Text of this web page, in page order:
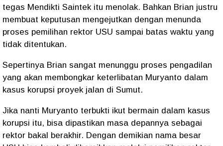
tegas Mendikti Saintek itu menolak. Bahkan Brian justru
membuat keputusan mengejutkan dengan menunda
proses pemilihan rektor USU sampai batas waktu yang
tidak ditentukan.
Sepertinya Brian sangat menunggu proses pengadilan
yang akan membongkar keterlibatan Muryanto dalam
kasus korupsi proyek jalan di Sumut.
Jika nanti Muryanto terbukti ikut bermain dalam kasus
korupsi itu, bisa dipastikan masa depannya sebagai
rektor bakal berakhir. Dengan demikian nama besar